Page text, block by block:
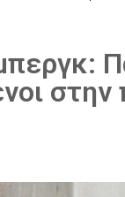
στην